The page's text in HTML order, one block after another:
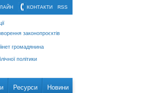
RSS
КОНТАКТИ
законопроєктів
громадянина
політики
Ресурси Новини